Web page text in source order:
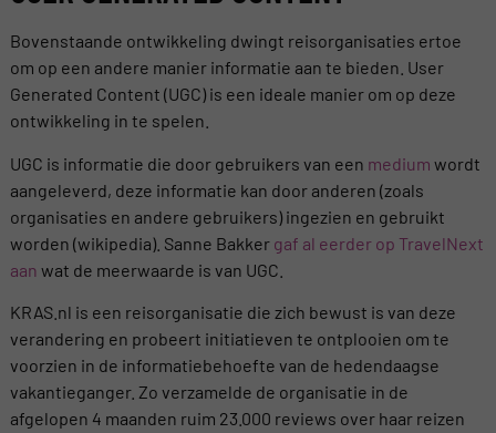
Bovenstaande ontwikkeling dwingt reisorganisaties ertoe
om op een andere manier informatie aan te bieden. User
Generated Content (UGC) is een ideale manier om op deze
ontwikkeling in te spelen.
UGC is informatie die door gebruikers van een medium wordt
aangeleverd, deze informatie kan door anderen (zoals
organisaties en andere gebruikers) ingezien en gebruikt
worden (wikipedia). Sanne Bakker gaf al eerder op TravelNext
aan wat de meerwaarde is van UGC.
KRAS.nl is een reisorganisatie die zich bewust is van deze
verandering en probeert initiatieven te ontplooien om te
voorzien in de informatiebehoefte van de hedendaagse
vakantieganger. Zo verzamelde de organisatie in de
afgelopen 4 maanden ruim 23.000 reviews over haar reizen